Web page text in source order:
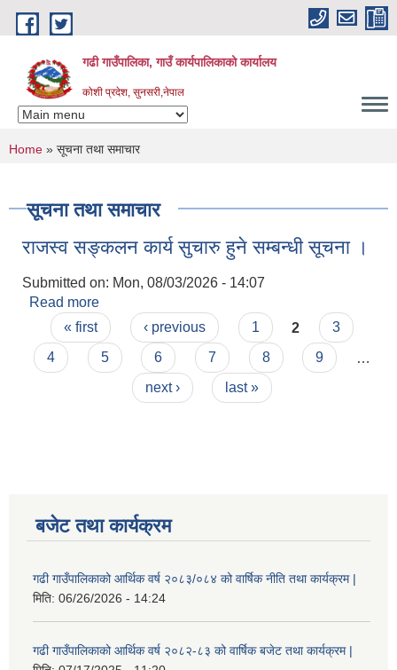
Skip to main content
गढी गाउँपालिका, गाउँ कार्यपालिकाको कार्यालय
कोशी प्रदेश, सुनसरी,नेपाल
You are here
Home » सूचना तथा समाचार
सूचना तथा समाचार
राजस्व सङ्कलन कार्य सुचारु हुने सम्बन्धी सूचना ।
Submitted on: Mon, 08/03/2026 - 14:07
Read more
Pages
« first ‹ previous 1 2
3
4
5 6 7 8 9
next ›
last »
बजेट तथा कार्यक्रम
गढी गाउँपालिकाको आर्थिक वर्ष २०८३/०८४ को वार्षिक नीति तथा कार्यक्रम |
मिति: 06/26/2026 - 14:24
गढी गाउँपालिकाको आर्थिक वर्ष २०८२-८३ को वार्षिक बजेट तथा कार्यक्रम |